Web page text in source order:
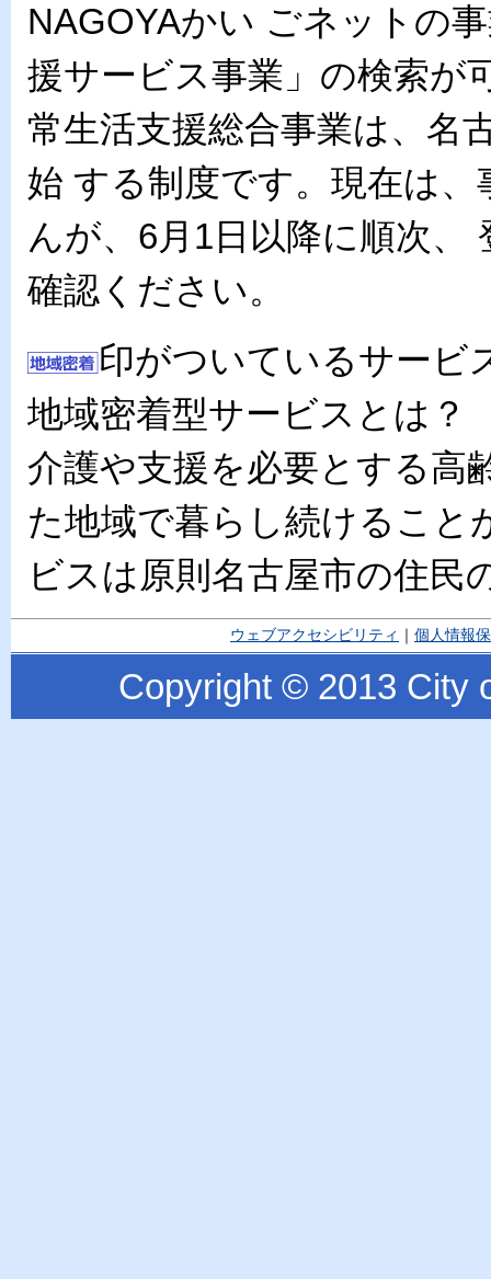
NAGOYAかい ごネットの
援サービス事業」の検索が
常生活支援総合事業は、名
始 する制度です。現在は
んが、6月1日以降に順次
確認ください。
印がついているサービ
地域密着型サービスとは？
介護や支援を必要とする高
た地域で暮らし続けること
ビスは原則名古屋市の住民
ウェブアクセシビリティ 個人情報
Copyright © 2013 City